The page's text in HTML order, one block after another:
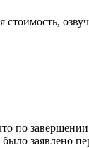
стоимость,
по
заявлено